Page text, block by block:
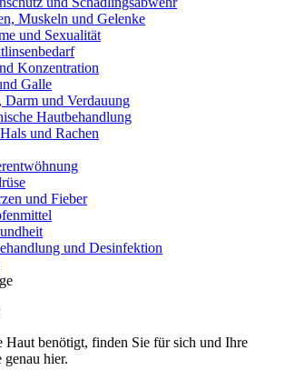
Muskeln und Gelenke
und Sexualität
Konzentration
Galle
Darm und Verdauung
Hautbehandlung
und Rachen
und Fieber
und Desinfektion
Haut benötigt, finden Sie für sich und Ihre
genau hier.